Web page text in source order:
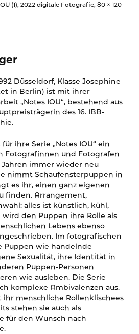
(1), 2022 digitale Fotografie, 80 × 120
Düsseldorf, Klasse Josephine
in Berlin) ist mit ihrer
„Notes IOU“, bestehend aus
des 16. IBB-
ihre Serie „Notes IOU“ ein
Fotografinnen und Fotografen
immer wieder neu
nimmt Schaufensterpuppen in
es ihr, einen ganz eigenen
finden. Arrangement,
alles ist künstlich, kühl,
wird den Puppen ihre Rolle als
Lebens ebenso
Im fotografischen
Puppen wie handelnde
Sexualität, ihre Identität in
Puppen-Personen
wie ausleben. Die Serie
komplexe Ambivalenzen aus.
menschliche Rollenklischees
stehen sie auch als
für den Wunsch nach